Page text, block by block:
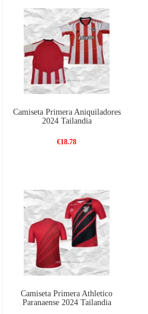
Camiseta Primera Aniquiladores
2024 Tailandia
€18.78
Camiseta Primera Athletico
Paranaense 2024 Tailandia